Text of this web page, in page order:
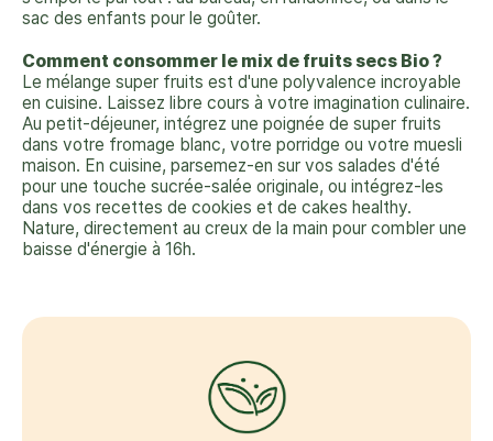
sac des enfants pour le goûter.
Comment consommer le mix de fruits secs Bio ?
Le mélange super fruits est d'une polyvalence incroyable
en cuisine. Laissez libre cours à votre imagination culinaire.
Au petit-déjeuner, intégrez une poignée de super fruits
dans votre fromage blanc, votre porridge ou votre muesli
maison. En cuisine, parsemez-en sur vos salades d'été
pour une touche sucrée-salée originale, ou intégrez-les
dans vos recettes de cookies et de cakes healthy.
Nature, directement au creux de la main pour combler une
baisse d'énergie à 16h.